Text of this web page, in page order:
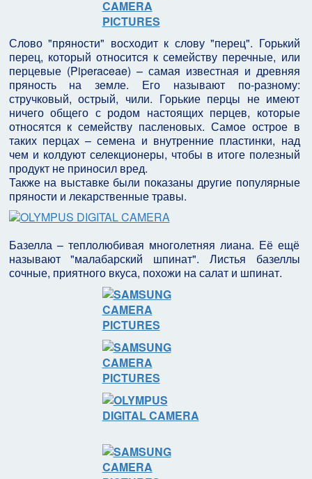
Слово "пряности" восходит к слову "перец". Горький
перец, который относится к семейству перечные, или
перцевые (Piperaceae) – самая известная и древняя
пряность на земле. Его называют по-разному:
стручковый, острый, чили. Горькие перцы не имеют
ничего общего с родом настоящих перцев, которые
относятся к семейству пасленовых. Самое острое в
таких перцах – семена и внутренние пластинки, над
чем и колдуют селекционеры, чтобы в итоге полезный
продукт не приносил вред.
Также на выставке были показаны другие популярные
пряности и лекарственные травы.
Базелла – теплолюбивая многолетняя лиана. Её ещё
называют "малабарский шпинат". Листья базеллы
сочные, приятного вкуса, похожи на салат и шпинат.